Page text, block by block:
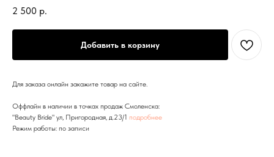
2 500 р.
Добавить в корзину
Для заказа онлайн закажите товар на сайте.
Оффлайн в наличии в точках продаж Смоленска:
"Beauty Bride" ул, Пригородная, д.23/1 подробнее
Режим работы: по записи